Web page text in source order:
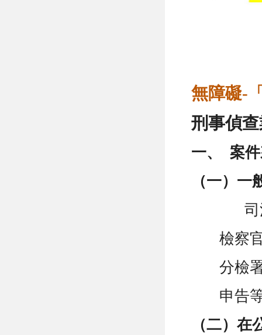
無障礙-
刑事偵
一、
案
（一）一
檢察
分檢
申告
（二）在